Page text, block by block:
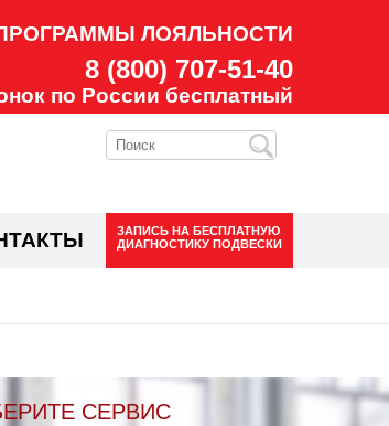
ЛОЯЛЬНОСТИ
8 (800) 707-51-40
по России бесплатный
ЗАПИСЬ НА БЕСПЛАТНУЮ
ДИАГНОСТИКУ ПОДВЕСКИ
СЕРВИС